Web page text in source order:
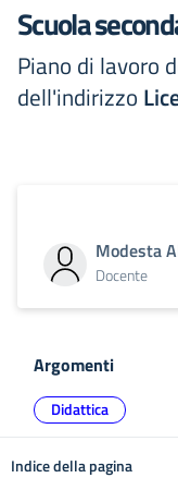
Scuola
Piano di lavoro
dell'indirizzo
Modesta
Docente
Argomenti
Didattica
Indice della pagina